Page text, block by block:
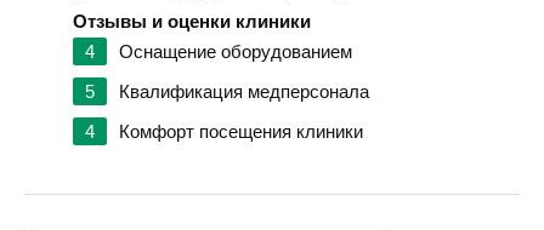
Отзывы и оценки клиники
4
Оснащение оборудованием
5
Квалификация медперсонала
4
Комфорт посещения клиники